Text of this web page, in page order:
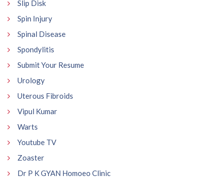
Slip Disk
Spin Injury
Spinal Disease
Spondylitis
Submit Your Resume
Urology
Uterous Fibroids
Vipul Kumar
Warts
Youtube TV
Zoaster
Dr P K GYAN Homoeo Clinic